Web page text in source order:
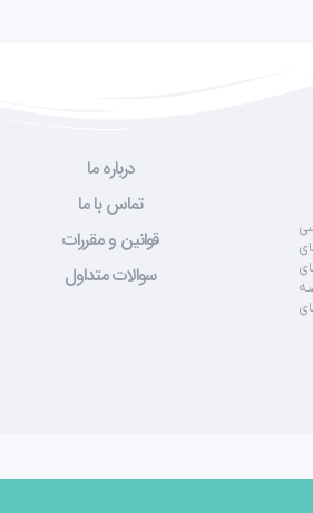
درباره ما
تماس با ما
قوانین و مقررات
سوالات متداول